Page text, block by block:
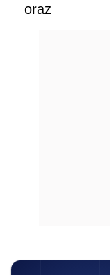
oraz